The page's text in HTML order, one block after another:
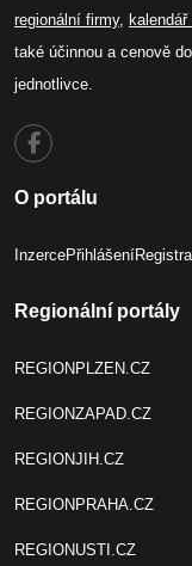
regionální firmy,
také účinnou a cenově
jednotlivce.
O portálu
InzercePřihlášení
Regionální portály
REGIONPLZEN.CZ
REGIONZAPAD.CZ
REGIONJIH.CZ
REGIONPRAHA.CZ
REGIONUSTI.CZ